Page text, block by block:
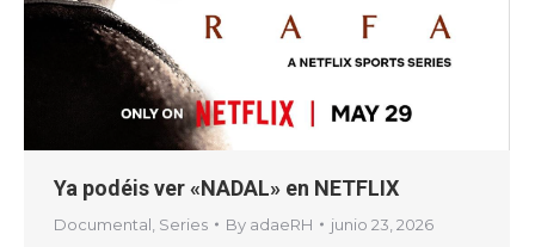
Ya podéis ver «NADAL» en NETFLIX
Documental Series By adaeRH junio 23, 2026